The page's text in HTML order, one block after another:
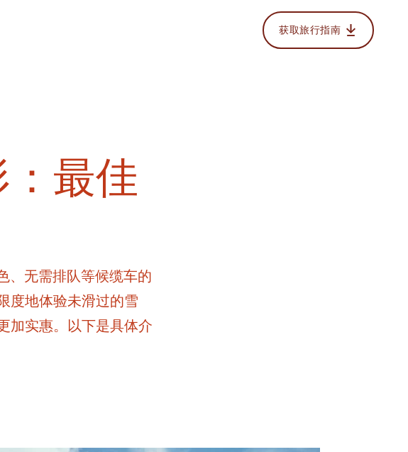
获取旅行指南
最佳
、无需排队等候缆车的
度地体验未滑过的雪
加实惠。以下是具体介